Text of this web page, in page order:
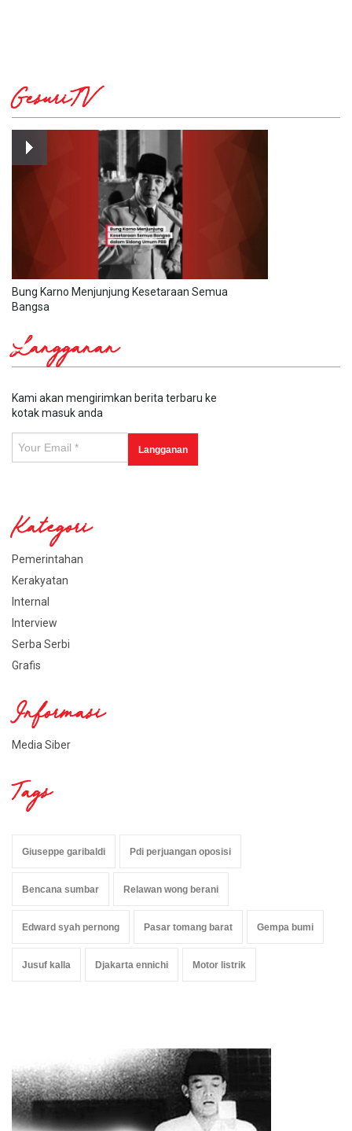
GesuriTV
Bung Karno Menjunjung Kesetaraan Semua
Bangsa
Langganan
Kami akan mengirimkan berita terbaru ke
kotak masuk anda
Kategori
Pemerintahan
Kerakyatan
Internal
Interview
Serba Serbi
Grafis
Informasi
Media Siber
Tags
Giuseppe garibaldi Pdi perjuangan oposisi
Bencana sumbar Relawan wong berani
Edward syah pernong Pasar tomang barat Gempa bumi
Jusuf kalla Djakarta ennichi Motor listrik